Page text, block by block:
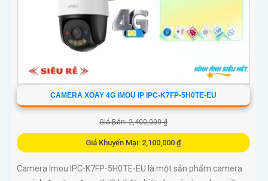
CAMERA XOAY 4G IMOU IP IPC-K7FP-5H0TE-EU
Giá Bán: 2,400,000 ₫
Giá Khuyến Mại: 2,100,000 ₫
Camera Imou IPC-K7FP-5H0TE-EU là một sản phẩm camera